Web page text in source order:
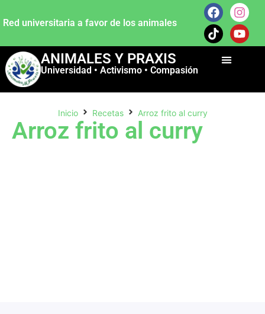
Red universitaria a favor de los animales
ANIMALES Y PRAXIS
Universidad • Activismo • Compasión
Inicio Recetas Arroz frito al curry
Arroz frito al curry